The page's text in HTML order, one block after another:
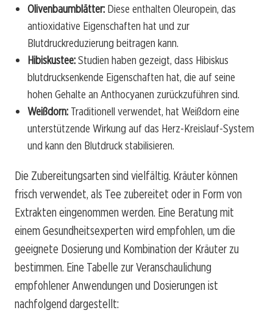
Olivenbaumblätter: Diese enthalten Oleuropein, das
antioxidative Eigenschaften hat und zur
Blutdruckreduzierung beitragen kann.
Hibiskustee:Studien haben gezeigt, dass Hibiskus
blutdrucksenkende Eigenschaften hat, die auf seine
hohen Gehalte an Anthocyanen zurückzuführen sind.
Weißdorn: Traditionell verwendet, hat Weißdorn eine
unterstützende Wirkung auf das Herz-Kreislauf-System
und kann den Blutdruck stabilisieren.
Die Zubereitungsarten sind vielfältig. Kräuter können
frisch verwendet, als Tee zubereitet oder in Form von
Extrakten eingenommen werden. Eine Beratung mit
einem Gesundheitsexperten wird empfohlen, um die
geeignete Dosierung und Kombination der Kräuter zu
bestimmen. Eine Tabelle zur Veranschaulichung
empfohlener Anwendungen und Dosierungen ist
nachfolgend dargestellt: